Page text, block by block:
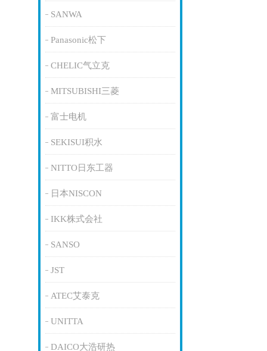
SANWA
Panasonic松下
CHELIC气立克
MITSUBISHI三菱
富士电机
SEKISUI积水
NITTO日东工器
日本NISCON
IKK株式会社
SANSO
JST
ATEC艾泰克
UNITTA
DAICO大浩研热